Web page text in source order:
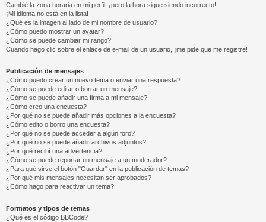
Cambié la zona horaria en mi perfil, ¡pero la hora sigue siendo incorrecto!
¡Mi idioma no está en la lista!
¿Qué es la imagen al lado de mi nombre de usuario?
¿Cómo puedo mostrar un avatar?
¿Cómo se puede cambiar mi rango?
Cuando hago clic sobre el enlace de e-mail de un usuario, ¡me pide que me registre!
Publicación de mensajes
¿Cómo puedo crear un nuevo tema o enviar una respuesta?
¿Cómo se puede editar o borrar un mensaje?
¿Cómo se puede añadir una firma a mi mensaje?
¿Cómo creo una encuesta?
¿Por qué no se puede añadir más opciones a la encuesta?
¿Cómo edito o borro una encuesta?
¿Por qué no se puede acceder a algún foro?
¿Por qué no se puede añadir archivos adjuntos?
¿Por qué recibí una advertencia?
¿Cómo se puede reportar un mensaje a un moderador?
¿Para qué sirve el botón "Guardar" en la publicación de temas?
¿Por qué mis mensajes necesitan ser aprobados?
¿Cómo hago para reactivar un tema?
Formatos y tipos de temas
¿Qué es el código BBCode?